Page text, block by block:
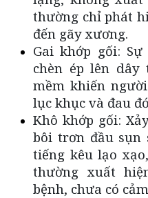
thường chỉ phát
đến gãy xương.
Gai khớp gối:
chèn ép lên dây
mềm khiến
lục khục và đau
Khô khớp gối:
bôi trơn đầu sụn
tiếng kêu lạo
thường xuất
bệnh, chưa có